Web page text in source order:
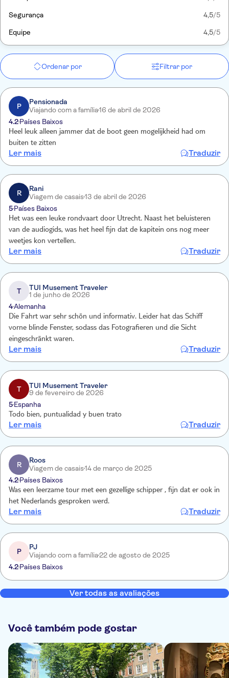
Segurança 4,5/5
Equipe 4,5/5
Ordenar por Filtrar por
P
Pensionada
Viajando com a família16 de abril de 2026
4.2Países Baixos
Heel leuk alleen jammer dat de boot geen mogelijkheid had om
buiten te zitten
Ler mais Traduzir
R
Rani
Viagem de casais13 de abril de 2026
5Países Baixos
Het was een leuke rondvaart door Utrecht. Naast het beluisteren
van de audiogids, was het heel fijn dat de kapitein ons nog meer
weetjes kon vertellen.
Ler mais Traduzir
T
TUI Musement Traveler
1 de junho de 2026
4Alemanha
Die Fahrt war sehr schön und informativ. Leider hat das Schiff
vorne blinde Fenster, sodass das Fotografieren und die Sicht
eingeschränkt waren.
Ler mais Traduzir
T
TUI Musement Traveler
9 de fevereiro de 2026
5Espanha
Todo bien, puntualidad y buen trato
Ler mais Traduzir
R
Roos
Viagem de casais14 de março de 2025
4.2Países Baixos
Was een leerzame tour met een gezellige schipper , fijn dat er ook in
het Nederlands gesproken werd.
Ler mais Traduzir
P
PJ
Viajando com a família22 de agosto de 2025
4.2Países Baixos
Ver todas as avaliações
Você também pode gostar